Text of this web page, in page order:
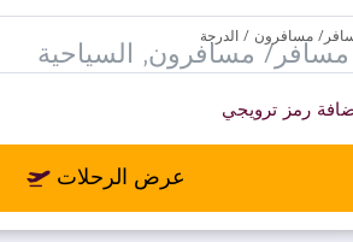
مسافرون / الدرجة
رمز ترويجي
عرض الرحلات